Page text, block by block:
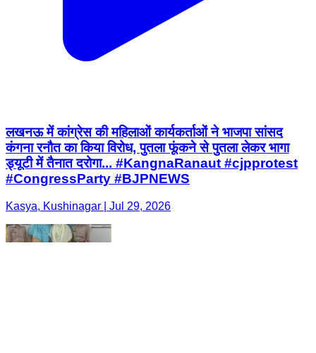
लखनऊ में कांग्रेस की महिलाओं कार्यकर्ताओं ने भाजपा सांसद
कंगना रनौत का किया विरोध, पुतला फूंकने से पुतला लेकर भागा
ड्यूटी में तैनात दरोगा... #KangnaRanaut #cjpprotest
#CongressParty #BJPNEWS
Kasya, Kushinagar | Jul 29, 2026